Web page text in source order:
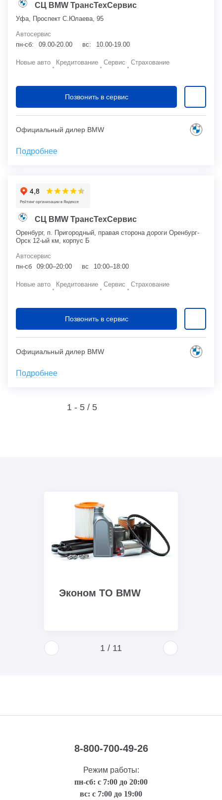
СЦ BMW ТрансТехСервис
Уфа, Проспект С.Юлаева, 95
Автосервис
пн-сб:
09.00-20.00 вс: 10.00-19.00
Новые авто Кредитование Сервис Страхование
Позвонить в сервис
Официальный дилер BMW
Подробнее
СЦ BMW ТрансТехСервис
Оренбург, п. Пригородный, правая сторона дороги Оренбург-
Орск 12-ый км, корпус Б
Автосервис
пн-сб
09:00–20:00 вс 10:00–18:00
Новые авто Кредитование Сервис Страхование
Позвонить в сервис
Официальный дилер BMW
Подробнее
1 - 5 / 5
Эконом ТО BMW
1 / 11
8-800-700-49-26
Режим работы:
пн-сб: с 7:00 до 20:00
вс: с 7:00 до 19:00